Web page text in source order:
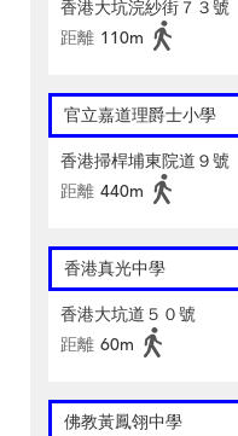
香港大坑浣紗街７３號
距離 110m
官立嘉道理爵士小學
香港掃桿埔東院道９號
距離 440m
香港真光中學
香港大坑道５０號
距離 60m
佛教黃鳳翎中學